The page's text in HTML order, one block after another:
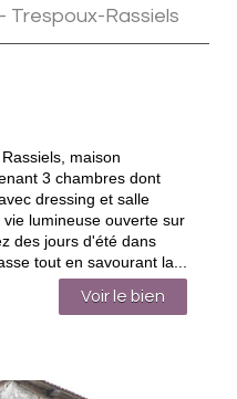
Trespoux-Rassiels
maison
3 chambres dont
dressing et salle
lumineuse ouverte sur
des jours d'été dans
tout en savourant la...
Voir le bien